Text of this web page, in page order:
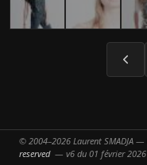
© 2004–2026 Laurent SMADJA —
reserved— v6 du 01 février 2026